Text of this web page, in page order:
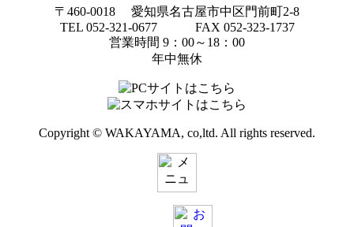
〒460-0018 愛知県名古屋市中区門前町2-8
TEL 052-321-0677 FAX 052-323-1737
営業時間 9：00～18：00
年中無休
Copyright © WAKAYAMA, co,ltd. All rights reserved.